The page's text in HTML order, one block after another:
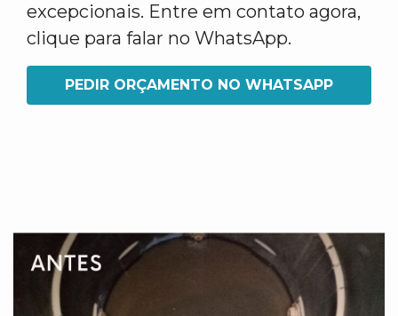
excepcionais. Entre em contato agora,
clique para falar no WhatsApp.
PEDIR ORÇAMENTO NO WHATSAPP